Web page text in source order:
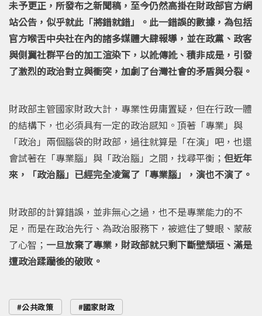
未予更正，所發布之新聞稿，至今仍然高掛在財政部官方網
站公告，似乎就此「將錯就錯」。此一錯誤的數據，為包括
官方喉舌中央社在內的諸多媒體大肆報導，並在政黨、政客
與側翼社群平台的加工渲染下，以訛傳訛、積非成是，引發
了激烈的政治對立與衝突，加劇了台灣社會的矛盾與分裂。
財政部主管國家財政大計，專業性毋庸置疑，但在行政一體
的結構下，也必須具有一定的政治感知。頂著「專業」與
「政治」兩個腦袋的財政部，過往就算是「在演」吧，也還
會試著在「專業腦」與「政治腦」之間，找尋平衡； 但近年
來，「政治腦」已經完全凌駕了「專業腦」，演也不演了。
財政部的計算錯誤，並非無心之過，也不是專業能力的不
足，而是在政治先行、為政治服務下，被遮住了雙眼、蒙蔽
了心智； 一旦放棄了專業，財政部就只剩下斷壁頹垣、滿是
遭政治蹂躪後的破敗。
公共政策 國家財政